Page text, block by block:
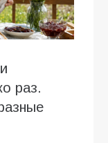
раз.